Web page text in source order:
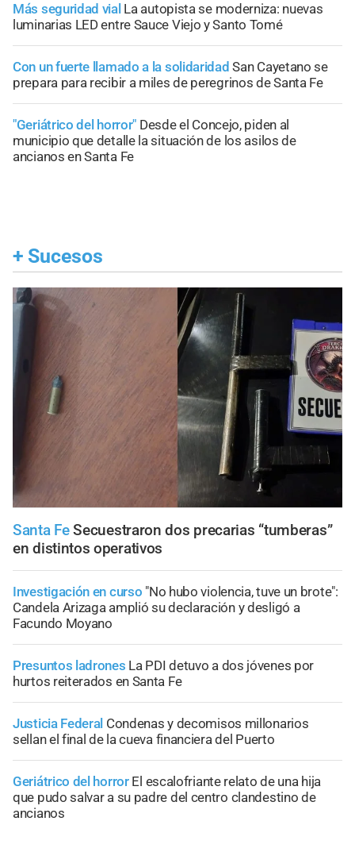
Más seguridad vial La autopista se moderniza: nuevas
luminarias LED entre Sauce Viejo y Santo Tomé
Con un fuerte llamado a la solidaridad San Cayetano se
prepara para recibir a miles de peregrinos de Santa Fe
"Geriátrico del horror" Desde el Concejo, piden al
municipio que detalle la situación de los asilos de
ancianos en Santa Fe
+ Sucesos
Santa Fe Secuestraron dos precarias “tumberas”
en distintos operativos
Investigación en curso "No hubo violencia, tuve un brote":
Candela Arizaga amplió su declaración y desligó a
Facundo Moyano
Presuntos ladrones La PDI detuvo a dos jóvenes por
hurtos reiterados en Santa Fe
Justicia Federal Condenas y decomisos millonarios
sellan el final de la cueva financiera del Puerto
Geriátrico del horror El escalofriante relato de una hija
que pudo salvar a su padre del centro clandestino de
ancianos